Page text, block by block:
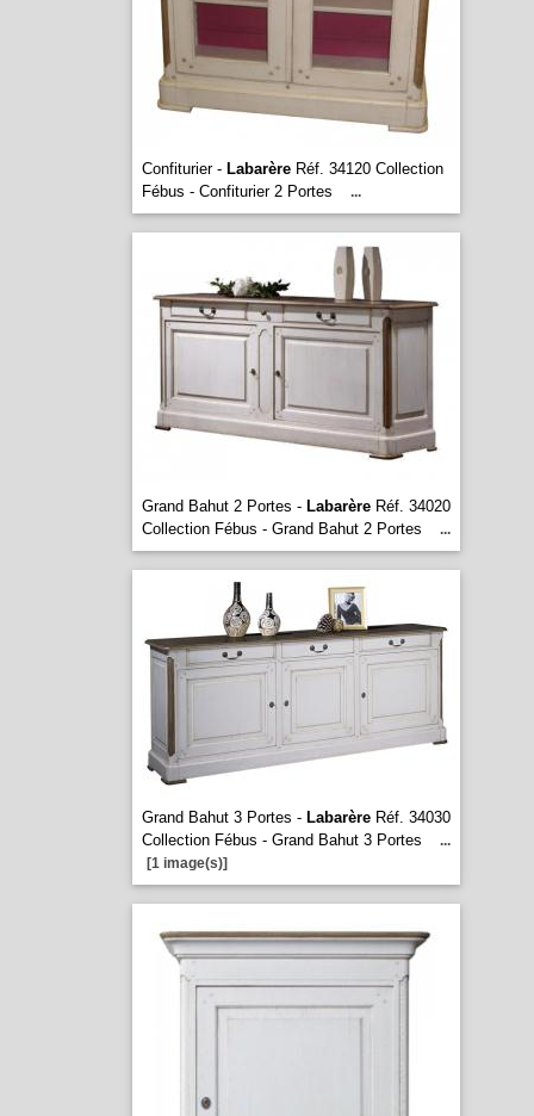
Confiturier - LabarèreRéf. 34120 Collection
Fébus - Confiturier 2 Portes
...
Grand Bahut 2 Portes - LabarèreRéf. 34020
Collection Fébus - Grand Bahut 2 Portes
...
Grand Bahut 3 Portes - LabarèreRéf. 34030
Collection Fébus - Grand Bahut 3 Portes
...
[1 image(s)]